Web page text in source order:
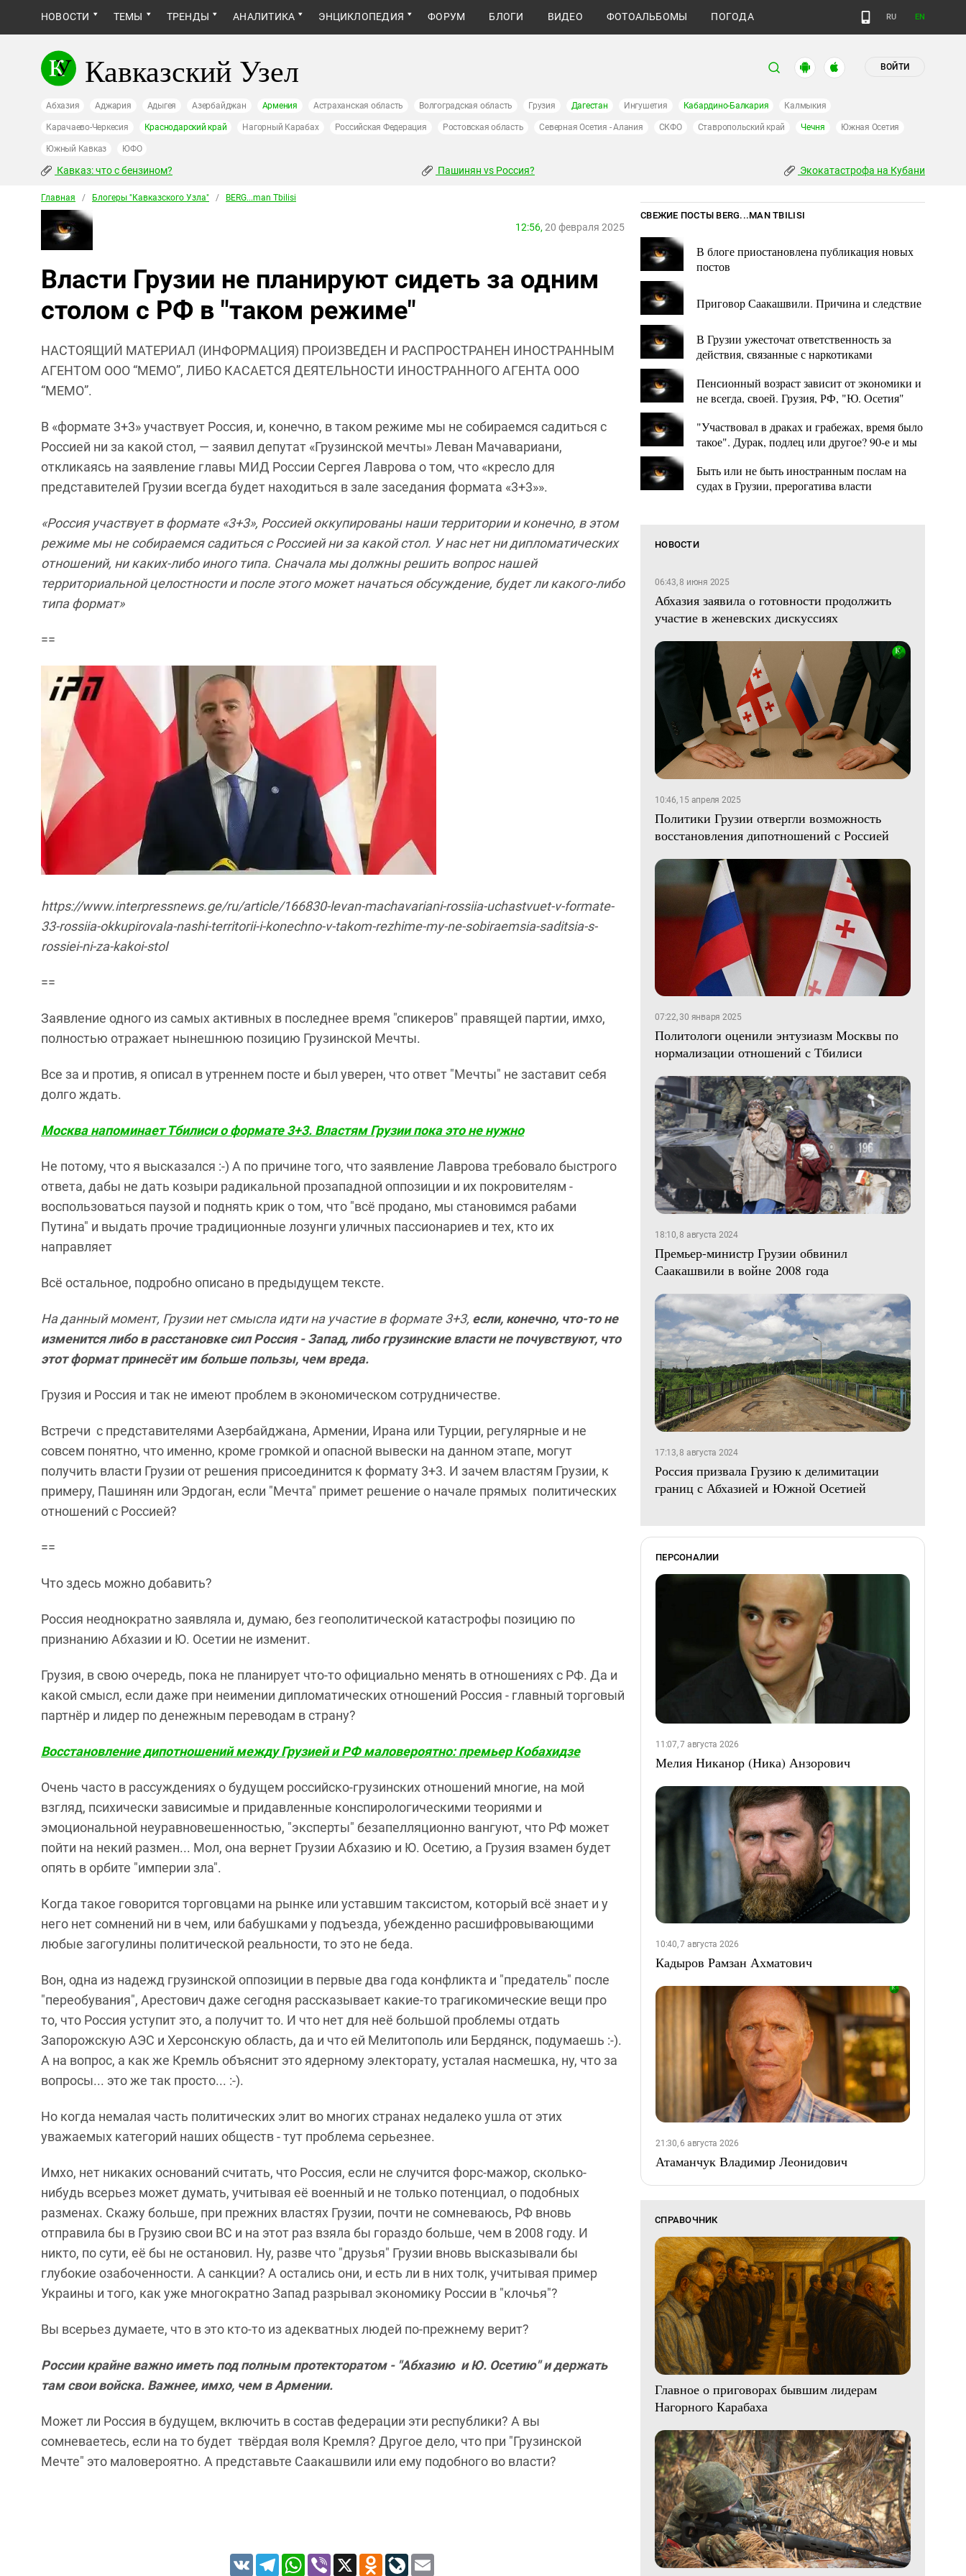
НОВОСТИ ТЕМЫ ТРЕНДЫ АНАЛИТИКА ЭНЦИКЛОПЕДИЯ ФОРУМ БЛОГИ ВИДЕО ФОТОАЛЬБОМЫ ПОГОДА RU EN
Кавказский Узел ВОЙТИ
Абхазия Аджария Адыгея Азербайджан Армения Астраханская область Волгоградская область Грузия Дагестан Ингушетия Кабардино-Балкария Калмыкия
Карачаево-Черкесия Краснодарский край Нагорный Карабах Российская Федерация Ростовская область Северная Осетия - Алания СКФО Ставропольский край Чечня Южная Осетия
Южный Кавказ ЮФО
Кавказ: что с бензином? Пашинян vs Россия? Экокатастрофа на Кубани
Главная / Блогеры "Кавказского Узла" / BERG...man Tbilisi
12:56, 20 февраля 2025
Власти Грузии не планируют сидеть за одним
столом с РФ в "таком режиме"
НАСТОЯЩИЙ МАТЕРИАЛ (ИНФОРМАЦИЯ) ПРОИЗВЕДЕН И РАСПРОСТРАНЕН ИНОСТРАННЫМ
АГЕНТОМ ООО “МЕМО”, ЛИБО КАСАЕТСЯ ДЕЯТЕЛЬНОСТИ ИНОСТРАННОГО АГЕНТА ООО
“МЕМО”.
В «формате 3+3» участвует Россия, и, конечно, в таком режиме мы не собираемся садиться с
Россией ни за какой стол, — заявил депутат «Грузинской мечты» Леван Мачавариани,
откликаясь на заявление главы МИД России Сергея Лаврова о том, что «кресло для
представителей Грузии всегда будет находиться в зале заседания формата «3+3»».
«Россия участвует в формате «3+3», Россией оккупированы наши территории и конечно, в этом
режиме мы не собираемся садиться с Россией ни за какой стол. У нас нет ни дипломатических
отношений, ни каких-либо иного типа. Сначала мы должны решить вопрос нашей
территориальной целостности и после этого может начаться обсуждение, будет ли какого-либо
типа формат»
==
https://www.interpressnews.ge/ru/article/166830-levan-machavariani-rossiia-uchastvuet-v-formate-
33-rossiia-okkupirovala-nashi-territorii-i-konechno-v-takom-rezhime-my-ne-sobiraemsia-saditsia-s-
rossiei-ni-za-kakoi-stol
==
Заявление одного из самых активных в последнее время "спикеров" правящей партии, имхо,
полностью отражает нынешнюю позицию Грузинской Мечты.
Все за и против, я описал в утреннем посте и был уверен, что ответ "Мечты" не заставит себя
долго ждать.
Москва напоминает Тбилиси о формате 3+3. Властям Грузии пока это не нужно
Не потому, что я высказался :-) А по причине того, что заявление Лаврова требовало быстрого
ответа, дабы не дать козыри радикальной прозападной оппозиции и их покровителям -
воспользоваться паузой и поднять крик о том, что "всё продано, мы становимся рабами
Путина" и выдать прочие традиционные лозунги уличных пассионариев и тех, кто их
направляет
Всё остальное, подробно описано в предыдущем тексте.
На данный момент, Грузии нет смысла идти на участие в формате 3+3, если, конечно, что-то не
изменится либо в расстановке сил Россия - Запад, либо грузинские власти не почувствуют, что
этот формат принесёт им больше пользы, чем вреда.
Грузия и Россия и так не имеют проблем в экономическом сотрудничестве.
Встречи с представителями Азербайджана, Армении, Ирана или Турции, регулярные и не
совсем понятно, что именно, кроме громкой и опасной вывески на данном этапе, могут
получить власти Грузии от решения присоединится к формату 3+3. И зачем властям Грузии, к
примеру, Пашинян или Эрдоган, если "Мечта" примет решение о начале прямых политических
отношений с Россией?
==
Что здесь можно добавить?
Россия неоднократно заявляла и, думаю, без геополитической катастрофы позицию по
признанию Абхазии и Ю. Осетии не изменит.
Грузия, в свою очередь, пока не планирует что-то официально менять в отношениях с РФ. Да и
какой смысл, если даже при неимении дипломатических отношений Россия - главный торговый
партнёр и лидер по денежным переводам в страну?
Восстановление дипотношений между Грузией и РФ маловероятно: премьер Кобахидзе
Очень часто в рассуждениях о будущем российско-грузинских отношений многие, на мой
взгляд, психически зависимые и придавленные конспирологическими теориями и
эмоциональной неуравновешенностью, "эксперты" безапелляционно вангуют, что РФ может
пойти на некий размен... Мол, она вернет Грузии Абхазию и Ю. Осетию, а Грузия взамен будет
опять в орбите "империи зла".
Когда такое говорится торговцами на рынке или уставшим таксистом, который всё знает и у
него нет сомнений ни в чем, или бабушками у подъезда, убежденно расшифровывающими
любые загогулины политической реальности, то это не беда.
Вон, одна из надежд грузинской оппозиции в первые два года конфликта и "предатель" после
"переобувания", Арестович даже сегодня рассказывает какие-то трагикомические вещи про
то, что Россия уступит это, а получит то. И что нет для неё большой проблемы отдать
Запорожскую АЭС и Херсонскую область, да и что ей Мелитополь или Бердянск, подумаешь :-).
А на вопрос, а как же Кремль объяснит это ядерному электорату, усталая насмешка, ну, что за
вопросы... это же так просто... :-).
Но когда немалая часть политических элит во многих странах недалеко ушла от этих
уважаемых категорий наших обществ - тут проблема серьезнее.
Имхо, нет никаких оснований считать, что Россия, если не случится форс-мажор, сколько-
нибудь всерьез может думать, учитывая её военный и не только потенциал, о подобных
разменах. Скажу больше, при прежних властях Грузии, почти не сомневаюсь, РФ вновь
отправила бы в Грузию свои ВС и на этот раз взяла бы гораздо больше, чем в 2008 году. И
никто, по сути, её бы не остановил. Ну, разве что "друзья" Грузии вновь высказывали бы
глубокие озабоченности. А санкции? А остались они, и есть ли в них толк, учитывая пример
Украины и того, как уже многократно Запад разрывал экономику России в "клочья"?
Вы всерьез думаете, что в это кто-то из адекватных людей по-прежнему верит?
России крайне важно иметь под полным протекторатом - "Абхазию и Ю. Осетию" и держать
там свои войска. Важнее, имхо, чем в Армении.
Может ли Россия в будущем, включить в состав федерации эти республики? А вы
сомневаетесь, если на то будет твёрдая воля Кремля? Другое дело, что при "Грузинской
Мечте" это маловероятно. А представьте Саакашвили или ему подобного во власти?
VK TelegramWhatsApp
Viber X Odnoklassniki
LiveJournal
СВЕЖИЕ ПОСТЫ BERG...MAN TBILISI
В блоге приостановлена публикация новых
постов
Приговор Саакашвили. Причина и следствие
В Грузии ужесточат ответственность за
действия, связанные с наркотиками
Пенсионный возраст зависит от экономики и
не всегда, своей. Грузия, РФ, "Ю. Осетия"
"Участвовал в драках и грабежах, время было
такое". Дурак, подлец или другое? 90-е и мы
Быть или не быть иностранным послам на
судах в Грузии, прерогатива власти
НОВОСТИ
06:43, 8 июня 2025
Абхазия заявила о готовности продолжить
участие в женевских дискуссиях
10:46, 15 апреля 2025
Политики Грузии отвергли возможность
восстановления дипотношений с Россией
07:22, 30 января 2025
Политологи оценили энтузиазм Москвы по
нормализации отношений с Тбилиси
18:10, 8 августа 2024
Премьер-министр Грузии обвинил
Саакашвили в войне 2008 года
17:13, 8 августа 2024
Россия призвала Грузию к делимитации
границ с Абхазией и Южной Осетией
ПЕРСОНАЛИИ
11:07, 7 августа 2026
Мелия Никанор (Ника) Анзорович
10:40, 7 августа 2026
Кадыров Рамзан Ахматович
21:30, 6 августа 2026
Атаманчук Владимир Леонидович
СПРАВОЧНИК
Главное о приговорах бывшим лидерам
Нагорного Карабаха